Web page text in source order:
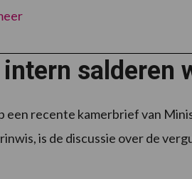
salderen
een recente kamerbrief van
is de discussie over de